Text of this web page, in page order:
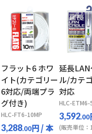
フラット6 ホワ
イト(カテゴリー
6対応/両端プラ
グ付き)
HLC-FT6-10MP
3,288.00円/ 本
延長
ル/カテ
対応
HLC-ETM6-
3,592.00
(販売単位：